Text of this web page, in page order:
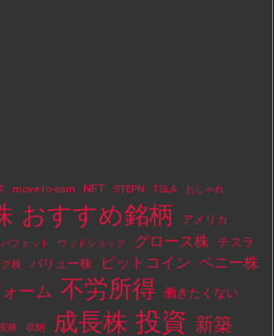
move-to-earn NFT STEPN TSLA おしゃれ
おすすめ銘柄 アメリカ
フェット ウッドショック グロース株 テスラ
株 バリュー株 ビットコイン ペニー株
ーム 不労所得 働きたくない
株 収納 成長株 投資 新築